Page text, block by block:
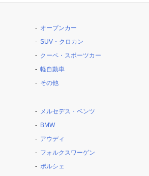
オープンカー
SUV・クロカン
クーペ・スポーツカー
軽自動車
その他
メルセデス・ベンツ
BMW
アウディ
フォルクスワーゲン
ポルシェ